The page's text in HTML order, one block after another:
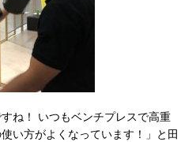
ね！ いつもベンチプレスで高重
い方がよくなっています！」と田